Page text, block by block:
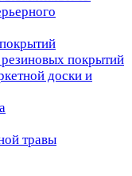
покрытий
доски и
травы